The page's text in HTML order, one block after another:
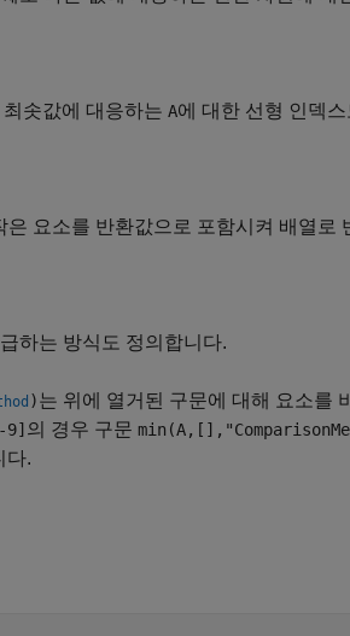
최솟값에 대응하는 A에 대한 선형 인덱
은 요소를 반환값으로 포함시켜 배열로
하는 방식도 정의합니다.
)는 위에 열거된 구문에 대해 요소를
의 경우 구문
다.